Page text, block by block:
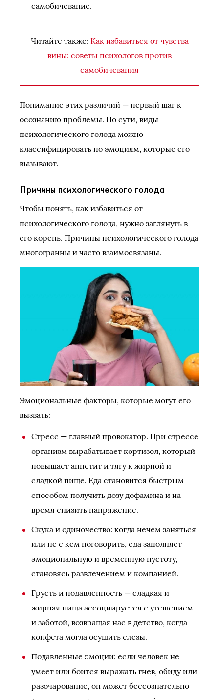
самобичевание.
Читайте также: Как избавиться от чувства
вины: советы психологов против
самобичевания
Понимание этих различий — первый шаг к
осознанию проблемы. По сути, виды
психологического голода можно
классифицировать по эмоциям, которые его
вызывают.
Причины психологического голода
Чтобы понять, как избавиться от
психологического голода, нужно заглянуть в
его корень. Причины психологического голода
многогранны и часто взаимосвязаны.
Эмоциональные факторы, которые могут его
вызвать:
Стресс — главный провокатор. При стрессе
организм вырабатывает кортизол, который
повышает аппетит и тягу к жирной и
сладкой пище. Еда становится быстрым
способом получить дозу дофамина и на
время снизить напряжение.
Скука и одиночество: когда нечем заняться
или не с кем поговорить, еда заполняет
эмоциональную и временную пустоту,
становясь развлечением и компанией.
Грусть и подавленность — сладкая и
жирная пища ассоциируется с утешением
и заботой, возвращая нас в детство, когда
конфета могла осушить слезы.
Подавленные эмоции: если человек не
умеет или боится выражать гнев, обиду или
разочарование, он может бессознательно